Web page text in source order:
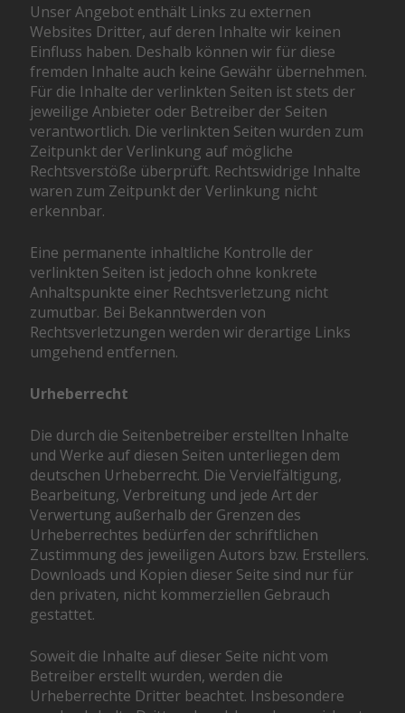
Unser Angebot enthält Links zu externen
Websites Dritter, auf deren Inhalte wir keinen
Einfluss haben. Deshalb können wir für diese
fremden Inhalte auch keine Gewähr übernehmen.
Für die Inhalte der verlinkten Seiten ist stets der
jeweilige Anbieter oder Betreiber der Seiten
verantwortlich. Die verlinkten Seiten wurden zum
Zeitpunkt der Verlinkung auf mögliche
Rechtsverstöße überprüft. Rechtswidrige Inhalte
waren zum Zeitpunkt der Verlinkung nicht
erkennbar.
Eine permanente inhaltliche Kontrolle der
verlinkten Seiten ist jedoch ohne konkrete
Anhaltspunkte einer Rechtsverletzung nicht
zumutbar. Bei Bekanntwerden von
Rechtsverletzungen werden wir derartige Links
umgehend entfernen.
Urheberrecht
Die durch die Seitenbetreiber erstellten Inhalte
und Werke auf diesen Seiten unterliegen dem
deutschen Urheberrecht. Die Vervielfältigung,
Bearbeitung, Verbreitung und jede Art der
Verwertung außerhalb der Grenzen des
Urheberrechtes bedürfen der schriftlichen
Zustimmung des jeweiligen Autors bzw. Erstellers.
Downloads und Kopien dieser Seite sind nur für
den privaten, nicht kommerziellen Gebrauch
gestattet.
Soweit die Inhalte auf dieser Seite nicht vom
Betreiber erstellt wurden, werden die
Urheberrechte Dritter beachtet. Insbesondere